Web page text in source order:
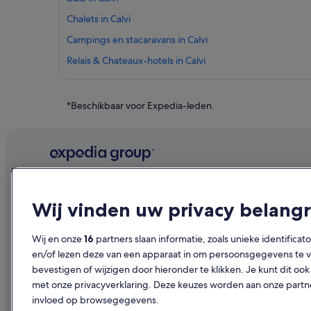
Chalets in Calvi
Campings en stacaravans in Calvi
Relais & Chateaux-hotels in Calvi
Hotels in de buurt van Haven van Calvi
Hotels met uitzicht op zee in Calvi
Golf in Calvi
Luxe in Calvi
Hotels met 3 sterren in Calvi
*Beschikbaar voor Expedia-leden.
Over ons
Vacatures
Je accommodatie adverteren
Samenwerkingen
Persruimte
Reisgids
Hotels in
Op
Wij vinden uw privacy
Wij en onze16 partners slaan informatie, zoals unieke
en/of lezen deze van een apparaat in om persoonsgegevens te
bevestigen of wijzigen door hieronder te klikken. Je kunt dit
met onze privacyverklaring. Deze keuzes worden aan onze
invloed op browsegegevens.